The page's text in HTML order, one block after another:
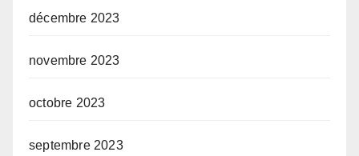
décembre 2023
novembre 2023
octobre 2023
septembre 2023